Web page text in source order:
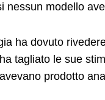
nessun modello
ha dovuto
tagliato le sue
prodotto